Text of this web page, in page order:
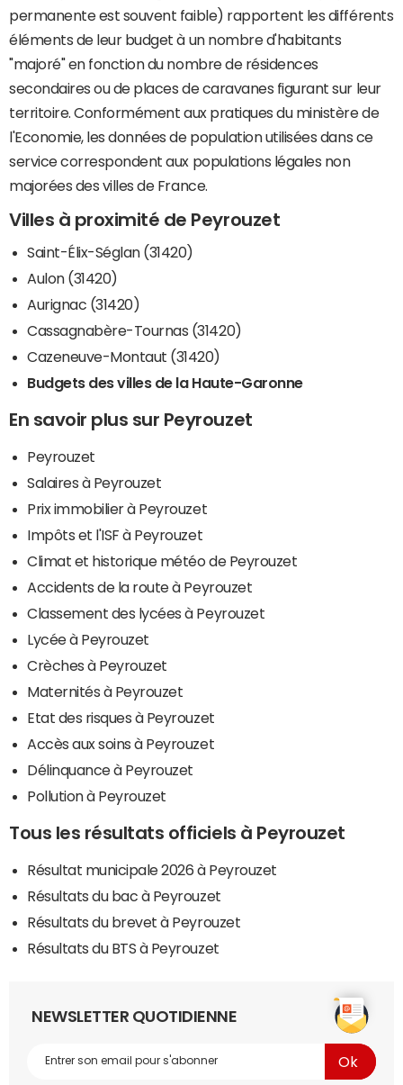
permanente est souvent faible) rapportent les différents
éléments de leur budget à un nombre d'habitants
"majoré" en fonction du nombre de résidences
secondaires ou de places de caravanes figurant sur leur
territoire. Conformément aux pratiques du ministère de
l'Economie, les données de population utilisées dans ce
service correspondent aux populations légales non
majorées des villes de France.
Villes à proximité de Peyrouzet
Saint-Élix-Séglan (31420)
Aulon (31420)
Aurignac (31420)
Cassagnabère-Tournas (31420)
Cazeneuve-Montaut (31420)
Budgets des villes de la Haute-Garonne
En savoir plus sur Peyrouzet
Peyrouzet
Salaires à Peyrouzet
Prix immobilier à Peyrouzet
Impôts et l'ISF à Peyrouzet
Climat et historique météo de Peyrouzet
Accidents de la route à Peyrouzet
Classement des lycées à Peyrouzet
Lycée à Peyrouzet
Crèches à Peyrouzet
Maternités à Peyrouzet
Etat des risques à Peyrouzet
Accès aux soins à Peyrouzet
Délinquance à Peyrouzet
Pollution à Peyrouzet
Tous les résultats officiels à Peyrouzet
Résultat municipale 2026 à Peyrouzet
Résultats du bac à Peyrouzet
Résultats du brevet à Peyrouzet
Résultats du BTS à Peyrouzet
NEWSLETTER QUOTIDIENNE